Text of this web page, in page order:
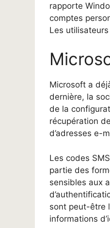
rapporte
comptes
Les
Microsoft a
dernière, la
de la
récupération
d’adresses e-
Les codes
partie des
sensibles aux
sont peut-être
informations